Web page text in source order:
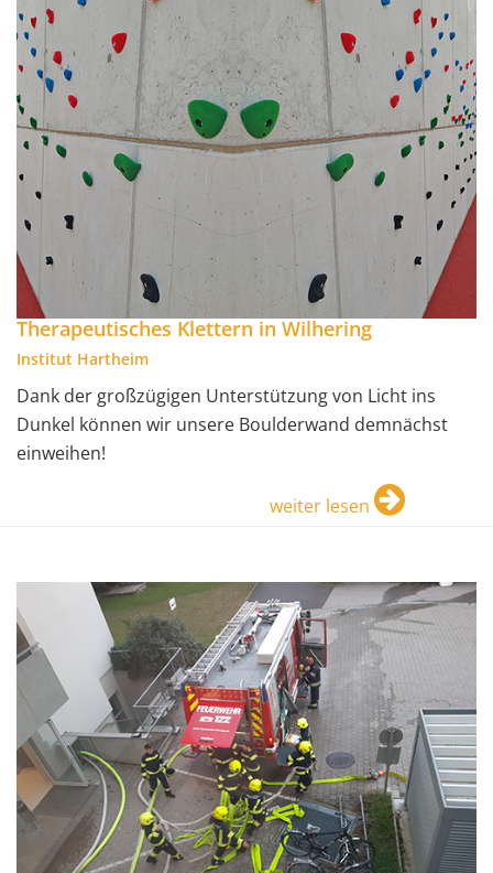
Therapeutisches Klettern in Wilhering
Institut Hartheim
Dank der großzügigen Unterstützung von Licht ins
Dunkel können wir unsere Boulderwand demnächst
einweihen!
weiter lesen